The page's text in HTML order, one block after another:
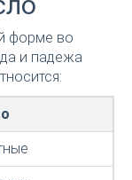
форме во
и падежа